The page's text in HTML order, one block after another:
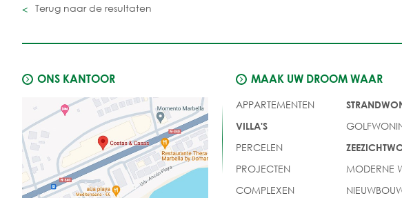
Terug naar de resultaten
ONS KANTOOR
MAAK UW DROOM WAAR
APPARTEMENTEN
VILLA'S
PERCELEN
PROJECTEN
COMPLEXEN
MODERNE